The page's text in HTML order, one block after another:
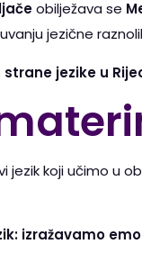
obilježava se
jezične
jezike u
jezik koji učimo u
izražavamo